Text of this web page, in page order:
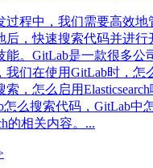
过程中，我们需要高效地
后，快速搜索代码并进行
能。GitLab是一款很多公
我们在使用GitLab时，怎
索，怎么启用
怎么搜索代码，GitLab中
的相关内容。...